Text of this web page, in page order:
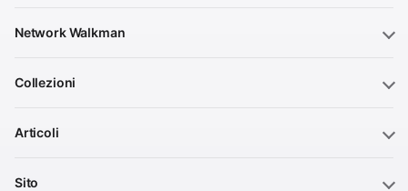
Network Walkman
Collezioni
Articoli
Sito